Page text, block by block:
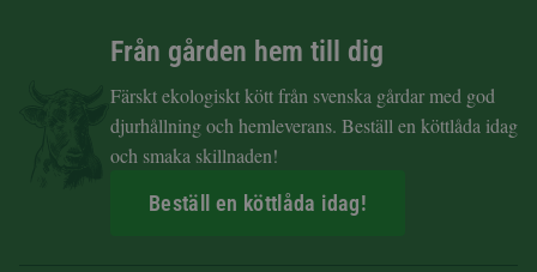
Från gården hem till dig
Färskt ekologiskt kött från svenska gårdar med god
djurhållning och hemleverans. Beställ en köttlåda idag
och smaka skillnaden!
Beställ en köttlåda idag!